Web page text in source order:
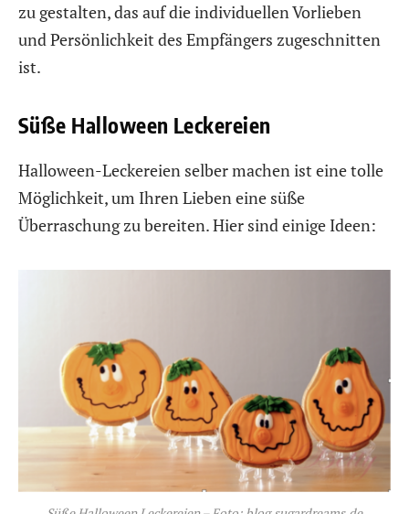
zu gestalten, das auf die individuellen Vorlieben
und Persönlichkeit des Empfängers zugeschnitten
ist.
Süße Halloween Leckereien
Halloween-Leckereien selber machen ist eine tolle
Möglichkeit, um Ihren Lieben eine süße
Überraschung zu bereiten. Hier sind einige Ideen: